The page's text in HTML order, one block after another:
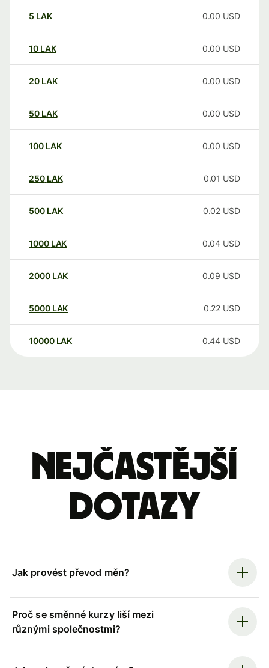
5 LAK 0.00 USD
10 LAK 0.00 USD
20 LAK 0.00 USD
50 LAK 0.00 USD
100 LAK 0.00 USD
250 LAK 0.01 USD
500 LAK 0.02 USD
1000 LAK 0.04 USD
2000 LAK 0.09 USD
5000 LAK 0.22 USD
10000 LAK 0.44 USD
Nejčastější
dotazy
Jak provést převod měn?
Proč se směnné kurzy liší mezi
různými společnostmi?